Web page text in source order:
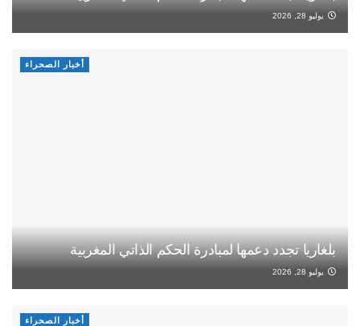
يوليو 28, 2026
أخبار الصحراء
بلغاريا تجدد دعمها لمبادرة الحكم الذاتي المغربية
يوليو 28, 2026
أخبار الصحراء